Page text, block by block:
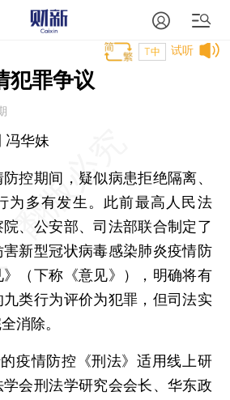
试听
T中
犯罪争议
冯华妹
期间，疑似病患拒绝隔离、
为多有发生。此前最高人民法
、公安部、司法部联合制定了
害新型冠状病毒感染肺炎疫情防
（下称《意见》），明确将有
类行为评价为犯罪，但司法实
消除。
情防控《刑法》适用线上研
会刑法学研究会会长、华东政